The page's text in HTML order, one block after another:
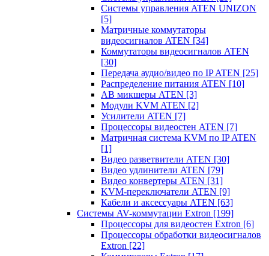
Системы управления ATEN UNIZON
[5]
Матричные коммутаторы
видеосигналов ATEN [34]
Коммутаторы видеосигналов ATEN
[30]
Передача аудио/видео по IP ATEN [25]
Распределение питания ATEN [10]
АВ микшеры ATEN [3]
Модули KVM ATEN [2]
Усилители ATEN [7]
Процессоры видеостен ATEN [7]
Матричная система KVM по IP ATEN
[1]
Видео разветвители ATEN [30]
Видео удлинители ATEN [79]
Видео конвертеры ATEN [31]
KVM-переключатели ATEN [9]
Кабели и аксессуары ATEN [63]
Системы AV-коммутации Extron [199]
Процессоры для видеостен Extron [6]
Процессоры обработки видеосигналов
Extron [22]